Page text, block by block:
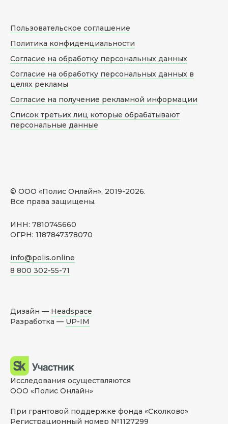
© ООО «Полис Онлайн», 2019-2026.
Все права защищены.
ИНН: 7810745660
ОГРН: 1187847378070
info@polis.online
8 800 302-55-71
Пользовательское соглашение
Политика конфиденциальности
Согласие на обработку персональных данных
Согласие на обработку персональных данных в
целях рекламы
Согласие на получение рекламной информации
Список третьих лиц которые обрабатывают
персональные данные
Дизайн — Headspace
Разработка — UP-IM
Исследования осуществляются
ООО «Полис Онлайн»
При грантовой поддержке фонда «Сколково»
Регистрационный номер №1127299